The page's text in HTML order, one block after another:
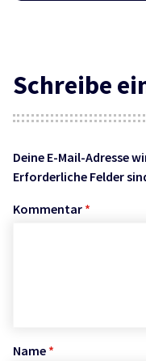
Schreibe
Deine E-Mail-Adresse
Erforderliche Felder
Kommentar *
Name *